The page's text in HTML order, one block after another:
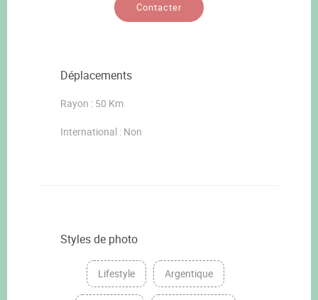
Contacter
Déplacements
Rayon : 50 Km
International : Non
Styles de photo
Lifestyle Argentique